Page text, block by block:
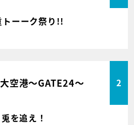
ーーク祭り!!
大空港～GATE24～ 2
を追え！